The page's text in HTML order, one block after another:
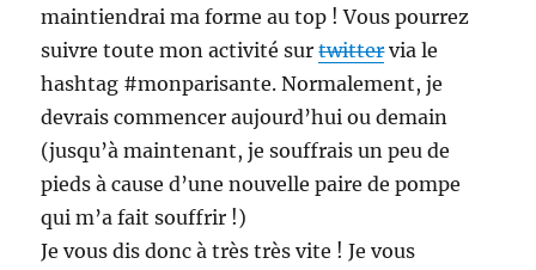
maintiendrai ma forme au top ! Vous pourrez
suivre toute mon activité surtwittervia le
hashtag #monparisante. Normalement, je
devrais commencer aujourd’hui ou demain
(jusqu’à maintenant, je souffrais un peu de
pieds à cause d’une nouvelle paire de pompe
qui m’a fait souffrir !)
Je vous dis donc à très très vite ! Je vous